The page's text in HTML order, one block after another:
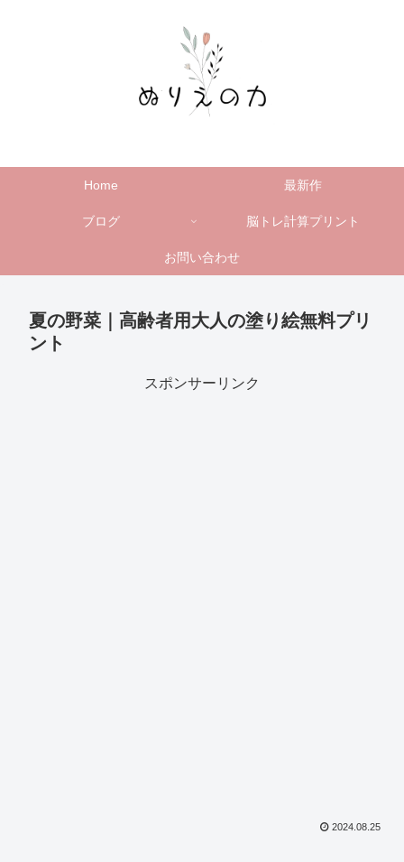
Home 最新作
ブログ 脳トレ計算プリント
お問い合わせ
夏の野菜｜高齢者用大人の塗り絵無料プリ
ント
スポンサーリンク
2024.08.25